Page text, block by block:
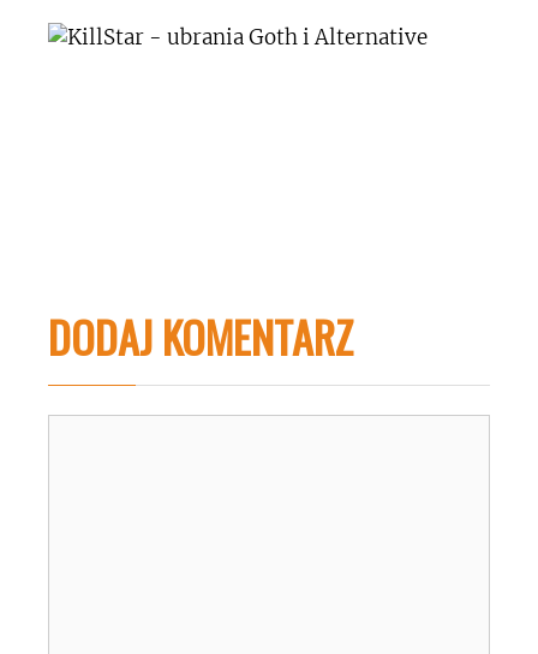
DODAJ KOMENTARZ